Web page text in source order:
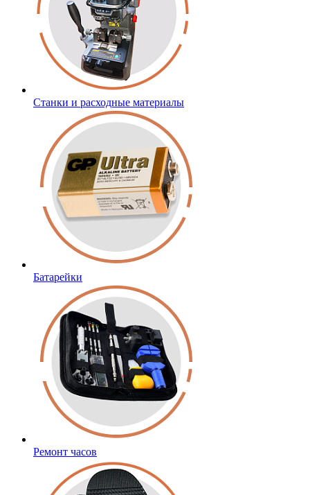
Станки и расходные материалы
Батарейки
Ремонт часов